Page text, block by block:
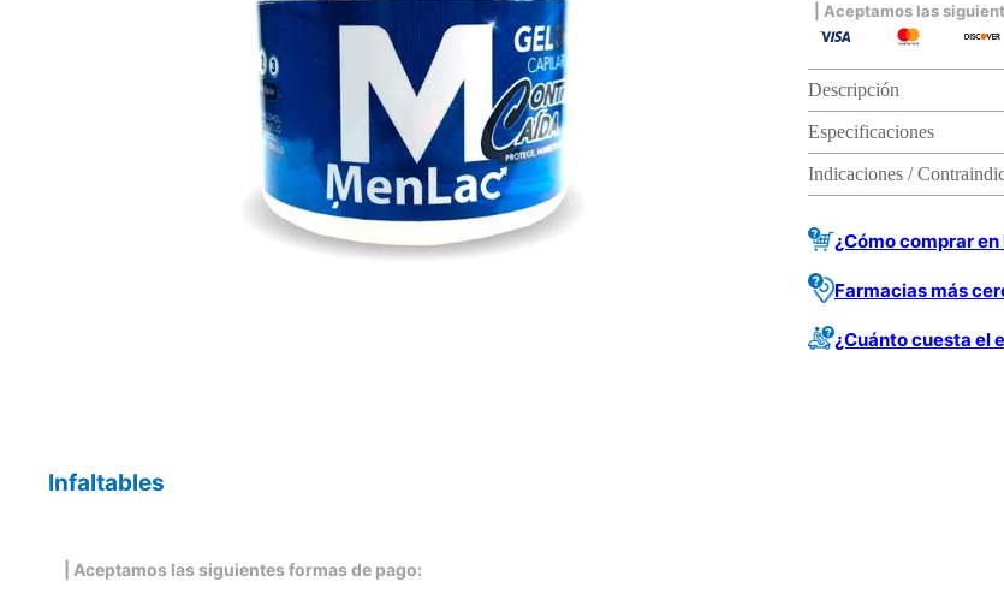
| Aceptamos las
Descripción
Especificaciones
Indicaciones /
¿Cómo comprar en
Farmacias más
¿Cuánto cuesta el
Infaltables
| Aceptamos las siguientes formas de pago: